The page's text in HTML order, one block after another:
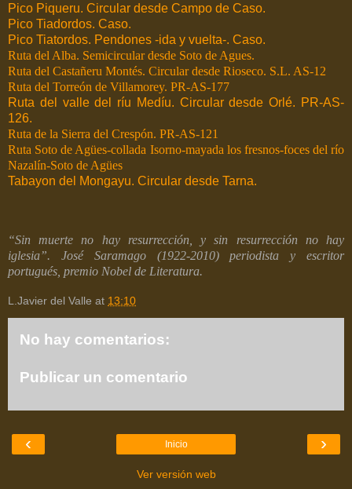
Pico Piqueru. Circular desde Campo de Caso.
Pico Tiadordos. Caso.
Pico Tiatordos. Pendones -ida y vuelta-. Caso.
Ruta del Alba. Semicircular desde Soto de Agues.
Ruta del Castañeru Montés. Circular desde Rioseco. S.L. AS-12
Ruta del Torreón de Villamorey. PR-AS-177
Ruta del valle del ríu Medíu. Circular desde Orlé. PR-AS-
126.
Ruta de la Sierra del Crespón. PR-AS-121
Ruta Soto de Agües-collada Isorno-mayada los fresnos-foces del río
Nazalín-Soto de Agües
Tabayon del Mongayu. Circular desde Tarna.
“Sin muerte no hay resurrección, y sin resurrección no hay
iglesia”. José Saramago (1922-2010) periodista y escritor
portugués, premio Nobel de Literatura.
L.Javier del Valle at 13:10
No hay comentarios:
Publicar un comentario
‹ ›
Inicio
Ver versión web